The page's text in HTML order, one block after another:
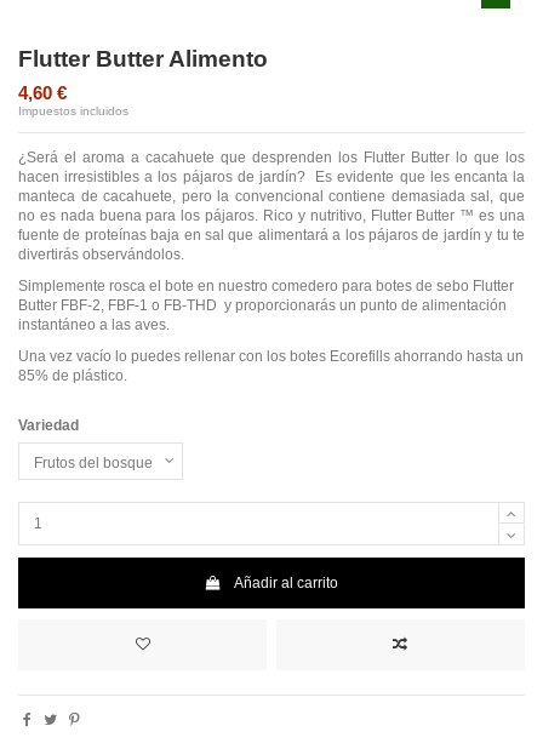
Flutter Butter Alimento
4,60 €
Impuestos incluidos
¿Será el aroma a cacahuete que desprenden los Flutter Butter lo que los
hacen irresistibles a los pájaros de jardín? Es evidente que les encanta la
manteca de cacahuete, pero la convencional contiene demasiada sal, que
no es nada buena para los pájaros. Rico y nutritivo, Flutter Butter ™ es una
fuente de proteínas baja en sal que alimentará a los pájaros de jardín y tu te
divertirás observándolos.
Simplemente rosca el bote en nuestro comedero para botes de sebo Flutter
Butter FBF-2, FBF-1 o FB-THD y proporcionarás un punto de alimentación
instantáneo a las aves.
Una vez vacío lo puedes rellenar con los botes Ecorefills ahorrando hasta un
85% de plástico.
Variedad
Añadir al carrito